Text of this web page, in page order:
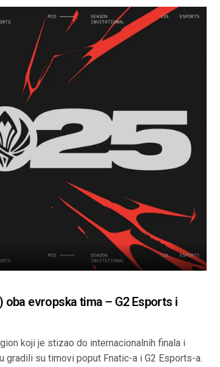
oba evropska tima – G2 Esports i
koji je stizao do internacionalnih finala i
gradili su timovi poput Fnatic-a i G2 Esports-a.